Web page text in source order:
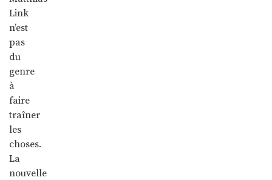
Link
n’est
pas
du
genre
à
faire
traîner
les
choses.
La
nouvelle